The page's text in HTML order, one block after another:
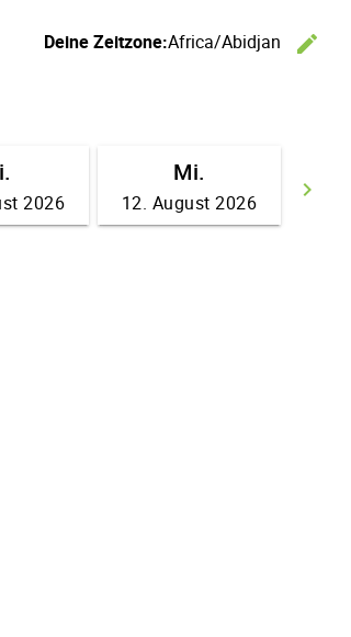
Deine Zeitzone:Africa/Abidjan
edit
keyboard_arrow_right
2026
Mi.
12. August 2026